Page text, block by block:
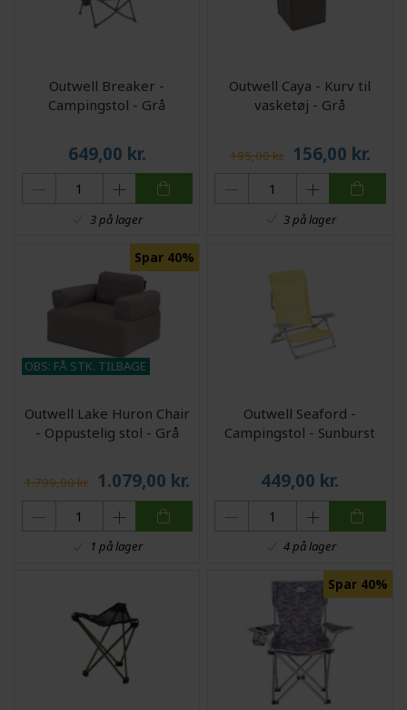
Outwell Breaker -
Campingstol - Grå
649,00 kr.
3 på lager
Outwell Caya - Kurv til
vasketøj - Grå
195,00 kr. 156,00 kr.
3 på lager
OBS: FÅ STK. TILBAGE
Spar 40%
Outwell Lake Huron Chair
- Oppustelig stol - Grå
1.799,00 kr. 1.079,00 kr.
1 på lager
Outwell Seaford -
Campingstol - Sunburst
449,00 kr.
4 på lager
Spar 40%